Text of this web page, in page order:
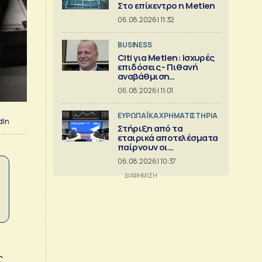
Στο επίκεντρο η Metlen
06.08.2026 | 11:32
BUSINESS
Citi για Metlen: Ισχυρές
επιδόσεις - Πιθανή
αναβάθμιση
προβλέψεων
06.08.2026 | 11:01
ΕΥΡΩΠΑΪΚΑ ΧΡΗΜΑΤΙΣΤΗΡΙΑ
Στήριξη από τα
εταιρικά αποτελέσματα
παίρνουν οι
ευρωαγορές
06.08.2026 | 10:37